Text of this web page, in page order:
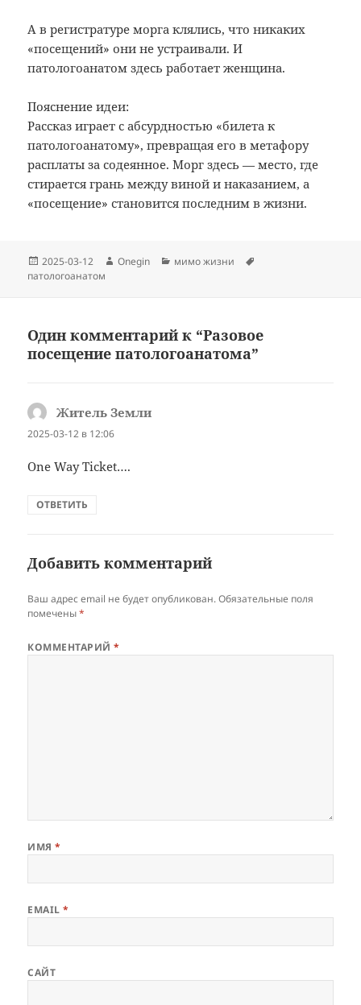
А в регистратуре морга клялись, что никаких
«посещений» они не устраивали. И
патологоанатом здесь работает женщина.
Пояснение идеи:
Рассказ играет с абсурдностью «билета к
патологоанатому», превращая его в метафору
расплаты за содеянное. Морг здесь — место, где
стирается грань между виной и наказанием, а
«посещение» становится последним в жизни.
Опубликовано
2025-03-12 Автор
Onegin Рубрики
мимо жизни
патологоанатом
Один комментарий к “Разовое
посещение патологоанатома”
Житель Земли
2025-03-12 в 12:06
One Way Ticket….
ОТВЕТИТЬ
Добавить комментарий
Ваш адрес email не будет опубликован. Обязательные поля
помечены*
КОММЕНТАРИЙ*
ИМЯ*
EMAIL*
САЙТ